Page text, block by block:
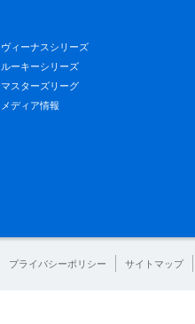
ヴィーナスシリーズ
ルーキーシリーズ
マスターズリーグ
メディア情報
プライバシーポリシー サイトマップ